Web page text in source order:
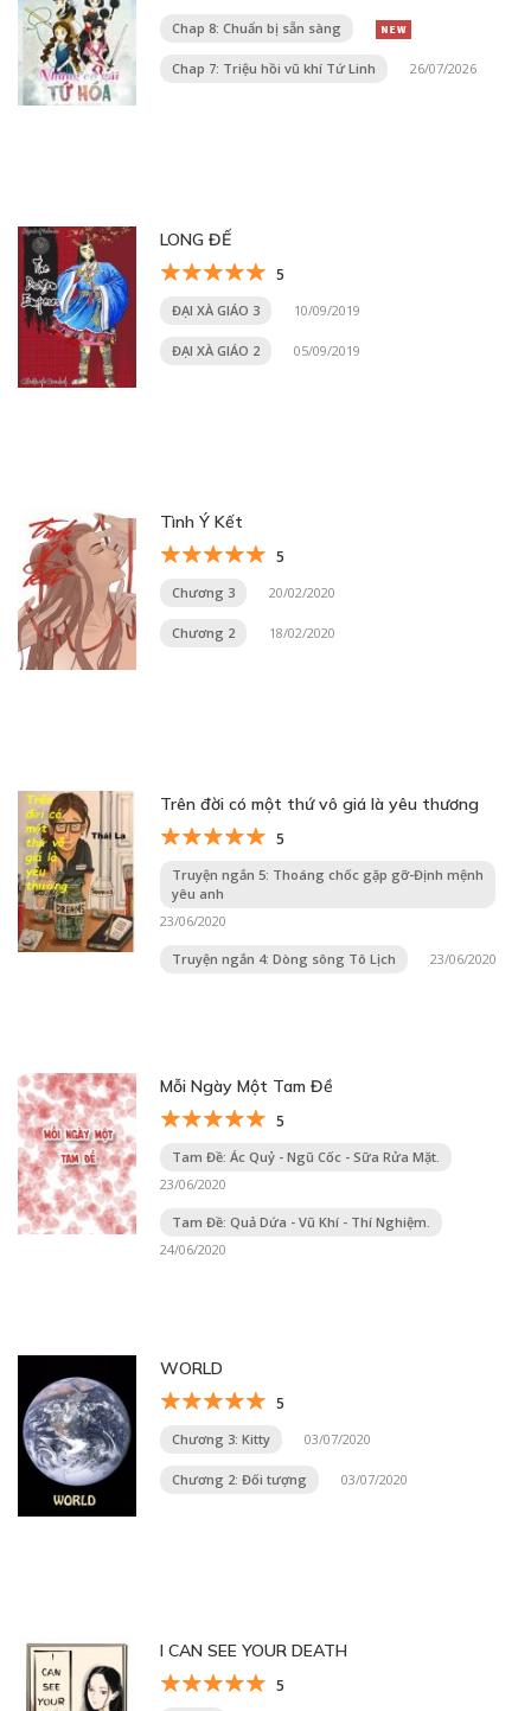
Chap 8: Chuẩn bị sẵn sàng
Chap 7: Triệu hồi vũ khí Tứ Linh 26/07/2026
LONG ĐẾ
5
ĐẠI XÀ GIÁO 3 10/09/2019
ĐẠI XÀ GIÁO 2 05/09/2019
Tình Ý Kết
5
Chương 3 20/02/2020
Chương 2 18/02/2020
Trên đời có một thứ vô giá là yêu thương
5
Truyện ngắn 5: Thoáng chốc gặp gỡ-Định mệnh
yêu anh
23/06/2020
Truyện ngắn 4: Dòng sông Tô Lịch 23/06/2020
Mỗi Ngày Một Tam Đề
5
Tam Đề: Ác Quỷ - Ngũ Cốc - Sữa Rửa Mặt.
23/06/2020
Tam Đề: Quả Dứa - Vũ Khí - Thí Nghiệm.
24/06/2020
WORLD
5
Chương 3: Kitty 03/07/2020
Chương 2: Đối tượng 03/07/2020
I CAN SEE YOUR DEATH
5